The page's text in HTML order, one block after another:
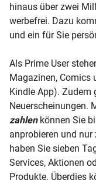
hinaus über zwei
werbefrei. Dazu
und ein für Sie
Als Prime User
Magazinen, Comics
Kindle App). Zudem
Neuerscheinungen.
zahlenkönnen Sie
anprobieren und
haben Sie sieben
Services, Aktionen
Produkte. Überdies